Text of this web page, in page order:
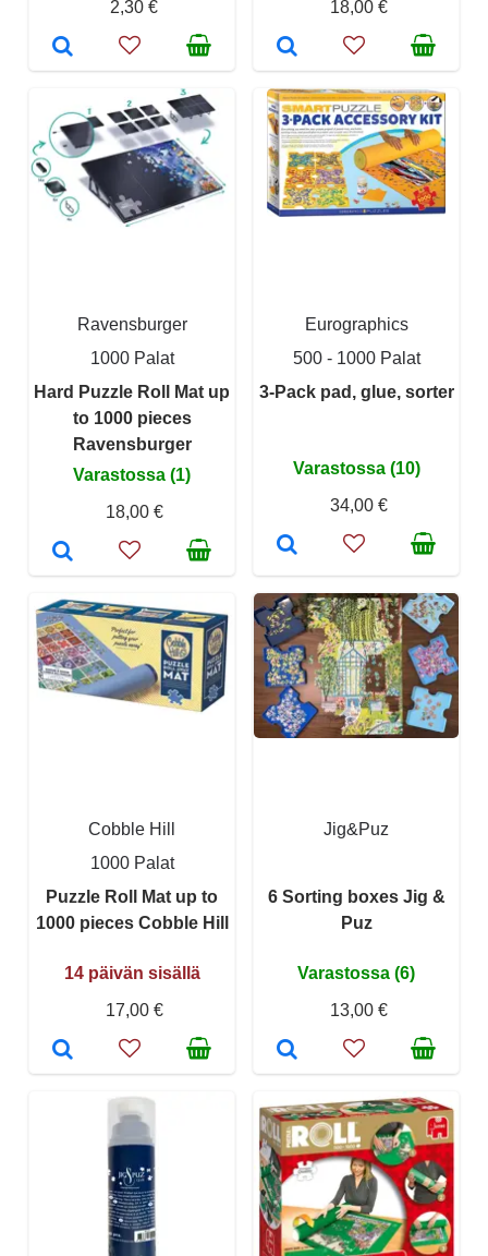
2,30 € 18,00 €
Ravensburger
1000 Palat
Hard Puzzle Roll Mat up
to 1000 pieces
Ravensburger
Varastossa (1)
18,00 €
Eurographics
500 - 1000 Palat
3-Pack pad, glue, sorter
Varastossa (10)
34,00 €
Cobble Hill
1000 Palat
Puzzle Roll Mat up to
1000 pieces Cobble Hill
14 päivän sisällä
17,00 €
Jig&Puz
6 Sorting boxes Jig &
Puz
Varastossa (6)
13,00 €